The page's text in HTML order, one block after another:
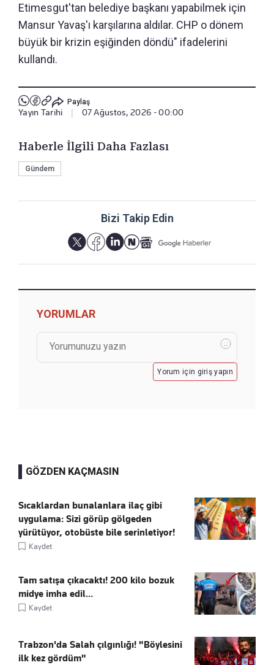
Etimesgut'tan belediye başkanı yapabilmek için
Mansur Yavaş'ı karşılarına aldılar. CHP o dönem
büyük bir krizin eşiğinden döndü" ifadelerini
kullandı.
Paylaş
Yayın Tarihi 07 Ağustos, 2026 - 00:00
Haberle İlgili Daha Fazlası
Gündem
Bizi Takip Edin
YORUMLAR
Yorum için giriş yapın
GÖZDEN KAÇMASIN
Sıcaklardan bunalanlara ilaç gibi
uygulama: Sizi görüp gölgeden
yürütüyor, otobüste bile serinletiyor!
Kaydet
Tam satışa çıkacaktı! 200 kilo bozuk
midye imha edil...
Kaydet
Trabzon'da Salah çılgınlığı! "Böylesini
ilk kez gördüm"